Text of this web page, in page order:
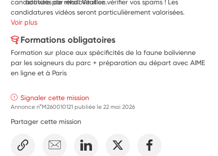
activités de réhabilitation.
candidature par mail. Veuillez vérifier vos spams ! Les
Voir plus
Formations obligatoires
Formation sur place aux spécificités de la faune bolivienne
par les soigneurs du parc + préparation au départ avec AIME
en ligne et à Paris
Signaler cette mission
Annonce n°M260010121 publiée le22 mai 2026
Partager cette mission